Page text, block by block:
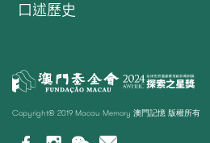
口述歷史
Copyright© 2019 Macau Memory 澳門記憶 版權所有